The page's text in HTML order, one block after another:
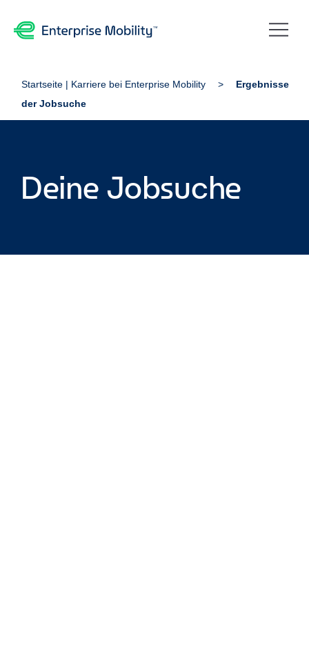
Startseite | Karriere bei Enterprise Mobility
Ergebnisse
der Jobsuche
Deine Jobsuche